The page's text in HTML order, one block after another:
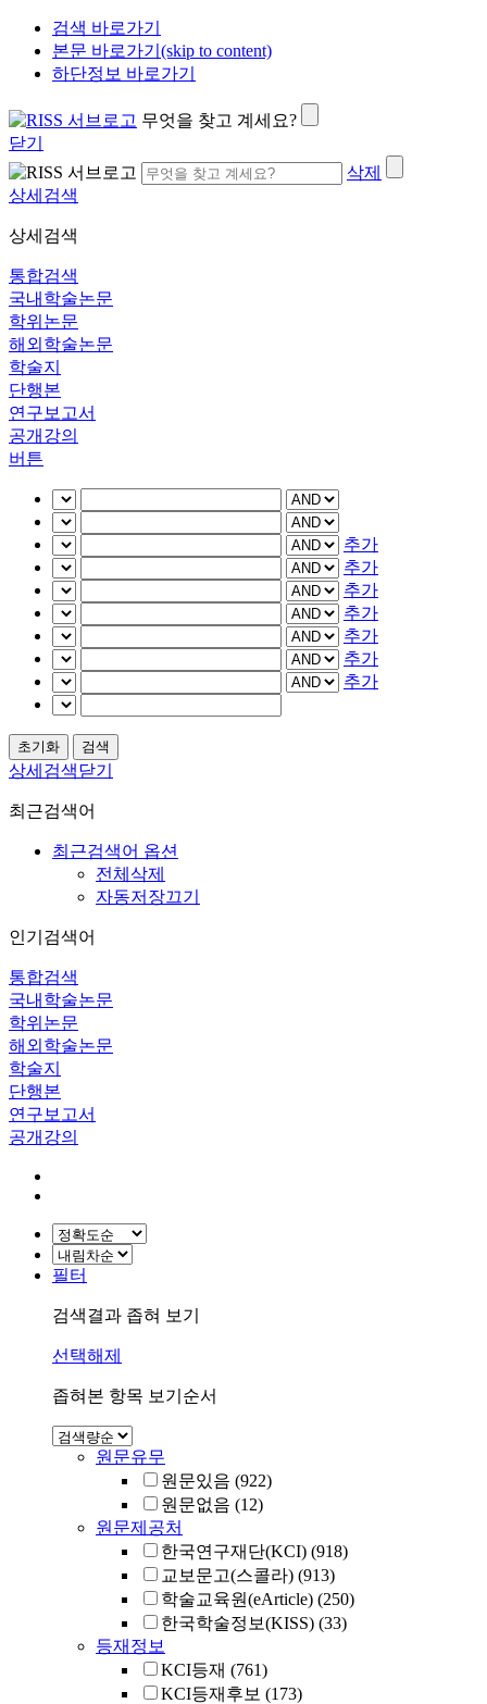
검색 바로가기
본문 바로가기(skip to content)
하단정보 바로가기
무엇을 찾고 계세요?
닫기
삭제
상세검색
상세검색
통합검색
국내학술논문
학위논문
해외학술논문
학술지
단행본
연구보고서
공개강의
버튼
추가
추가
추가
추가
추가
추가
추가
상세검색닫기
최근검색어
최근검색어 옵션
전체삭제
자동저장끄기
인기검색어
통합검색
국내학술논문
학위논문
해외학술논문
학술지
단행본
연구보고서
공개강의
필터
검색결과 좁혀 보기
선택해제
좁혀본 항목 보기순서
원문유무
원문있음 (922)
원문없음 (12)
원문제공처
한국연구재단(KCI) (918)
교보문고(스콜라) (913)
학술교육원(eArticle) (250)
한국학술정보(KISS) (33)
등재정보
KCI등재 (761)
KCI등재후보 (173)